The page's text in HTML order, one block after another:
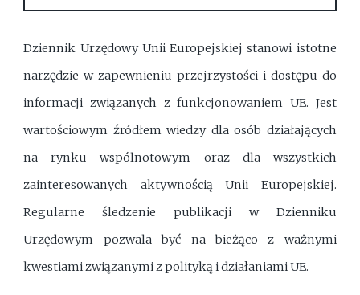
Dziennik Urzędowy Unii Europejskiej stanowi istotne
narzędzie w zapewnieniu przejrzystości i dostępu do
informacji związanych z funkcjonowaniem UE. Jest
wartościowym źródłem wiedzy dla osób działających
na rynku wspólnotowym oraz dla wszystkich
zainteresowanych aktywnością Unii Europejskiej.
Regularne śledzenie publikacji w Dzienniku
Urzędowym pozwala być na bieżąco z ważnymi
kwestiami związanymi z polityką i działaniami UE.